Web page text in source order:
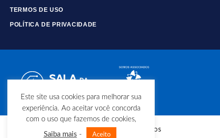
TERMOS DE USO
POLÍTICA DE PRIVACIDADE
© Copyright - Todos os direitos
Este site usa cookies para melhorar sua
experiência. Ao aceitar você concorda
com o uso que fazemos de cookies,
Saiba mais - Aceito